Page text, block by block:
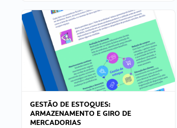
GESTÃO DE ESTOQUES:
ARMAZENAMENTO E GIRO DE
MERCADORIAS